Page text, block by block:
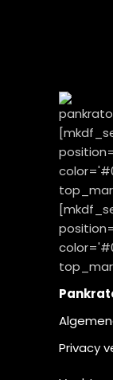
Privacy